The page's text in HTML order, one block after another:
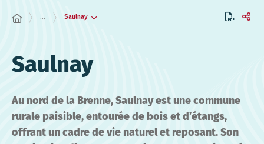
... Saulnay
Saulnay
Au nord de la Brenne, Saulnay est une commune
rurale paisible, entourée de bois et d’étangs,
offrant un cadre de vie naturel et reposant. Son